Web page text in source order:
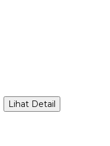
Lihat Detail